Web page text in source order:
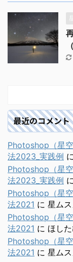
最近のコメント
Photoshop（星
法2023_実践例
Photoshop（星
法2023_実践例
Photoshop（星
法2021 に 星ムス
Photoshop（星
法2021 に ほし
Photoshop（星
法2021 に 星ムス